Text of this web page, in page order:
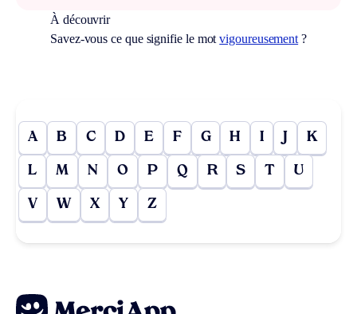
À découvrir
Savez-vous ce que signifie le motvigoureusement ?
A B C D E F G H I J K
L M N O P Q R S T U
V W X Y Z